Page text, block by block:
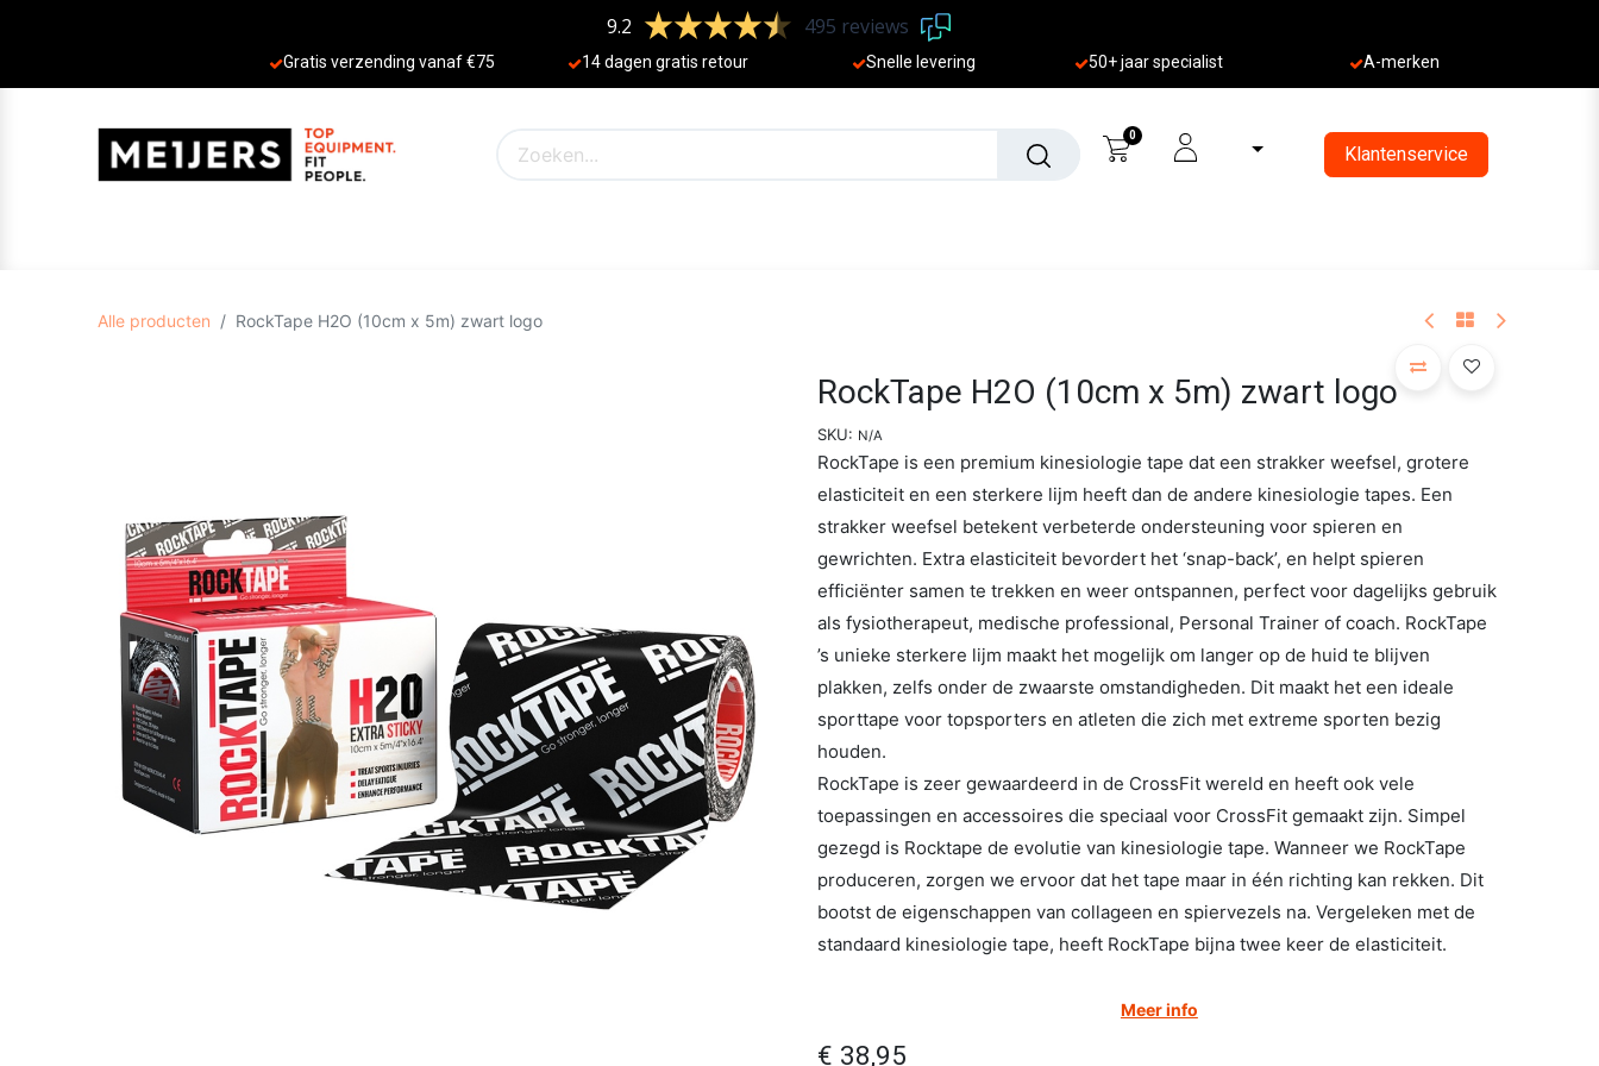
9.2 495 reviews
Gratis verzending vanaf €75 14 dagen gratis retour Sne lle levering 50+ jaar specialist A-merken
0
Klantenservice
Alle producten RockTape H2O (10cm x 5m) zwart logo
RockTape H2O (10cm x 5m) zwart logo
SKU: N/A
RockTape is een premium kinesiologie tape dat een strakker weefsel, grotere
elasticiteit en een sterkere lijm heeft dan de andere kinesiologie tapes. Een
strakker weefsel betekent verbeterde ondersteuning voor spieren en
gewrichten. Extra elasticiteit bevordert het ‘snap-back’, en helpt spieren
efficiënter samen te trekken en weer ontspannen, perfect voor dagelijks gebruik
als fysiotherapeut, medische professional, Personal Trainer of coach. RockTape
’s unieke sterkere lijm maakt het mogelijk om langer op de huid te blijven
plakken, zelfs onder de zwaarste omstandigheden. Dit maakt het een ideale
sporttape voor topsporters en atleten die zich met extreme sporten bezig
houden.
RockTape is zeer gewaardeerd in de CrossFit wereld en heeft ook vele
toepassingen en accessoires die speciaal voor CrossFit gemaakt zijn. Simpel
gezegd is Rocktape de evolutie van kinesiologie tape. Wanneer we RockTape
produceren, zorgen we ervoor dat het tape maar in één richting kan rekken. Dit
bootst de eigenschappen van collageen en spiervezels na. Vergeleken met de
standaard kinesiologie tape, heeft RockTape bijna twee keer de elasticiteit.
Meer info
€ 38,95